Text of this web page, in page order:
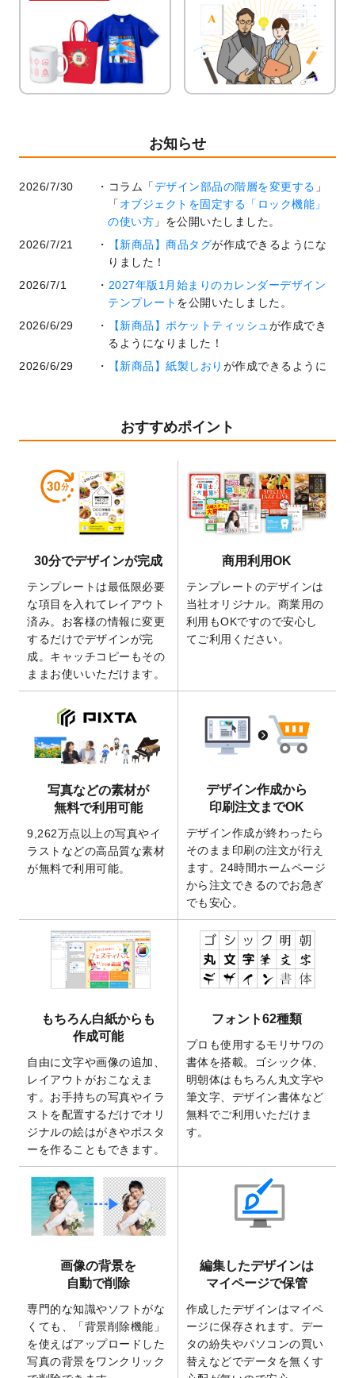
お知らせ
2026/7/30 コラム「デザイン部品の階層を変更する 」
「 オブジェクトを固定する「ロック機能」
の使い方 」を公開いたしました。
2026/7/21
【新商品】商品タグが作成できるようにな
りました！
2026/7/1
2027年版1月始まりのカレンダーデザイン
テンプレート を公開いたしました。
2026/6/29
【新商品】ポケットティッシュが作成でき
るようになりました！
2026/6/29
【新商品】紙製しおり が作成できるように
業効率を上げる便利な操作方法3選！
開いたしました。
暑中見舞いのデザインテンプレート
しました。
2026/5/28
【新商品】マグネットステッカーが作成で
きるようになりました！
の全4ステップを解説！」を公開いたしまし
た。
2026/4/23
コラム「 画像の配置・差し替え・トリミン
グ」「テンプレート間でパーツを流用する
方法」を公開いたしました。
2026/4/21
アクリルキーホルダーのデザインテンプレ
ート を追加いたしました。
りました！
2025/12/22
【新商品】アクリルキーホルダーが作成で
きるようになりました！
2025/12/22
2026年版4月始まりのカレンダーデザイン
テンプレート
を公開いたしました。
開いたしました。
2025/9/30
【新商品】クリアファイルバッグ が作成で
きるようになりました！
2026年午年の年賀状デザインテンプレート
を公開いたしました。
2025/9/10
喪中はがき・寒中見舞いのデザインテンプ
レートを公開いたしました。
2025/8/1
9,160万点以上の写真やイラスト素材が無料
2025/7/30
キャンバスプリントのデザインテンプレー
トを追加いたしました。
2025/6/30
暑中見舞いのデザインテンプレートを追加
しました。
2025/6/27
キャンバスプリントのデザインテンプレー
トを追加いたしました。
2025/6/24
2026年版1月始まりのカレンダーデザイン
テンプレートを公開いたしました。
2025/6/9
「背景削除機能
」を実装しました。
2025/4/3
DMのデザインテンプレートを追加しまし
た。
を追加しました。
マスキングテープのデザインテンプレート
を追加しました。
2025/1/15
配置できるデータ形式が増えました。
（pdf、psd、eps、tifに対応）
2024/12/24
2025年版4月始まりのカレンダーデザイン
おすすめポイント
30分でデザインが完成
テンプレートは最低限必要
な項目を入れてレイアウト
済み。お客様の情報に変更
するだけでデザインが完
成。キャッチコピーもその
ままお使いいただけます。
商用利用OK
テンプレートのデザインは
当社オリジナル。商業用の
利用もOKですので安心し
てご利用ください。
写真などの素材が
無料で利用可能
9,262万点以上の写真やイ
ラストなどの高品質な素材
が無料で利用可能。
デザイン作成から
印刷注文までOK
デザイン作成が終わったら
そのまま印刷の注文が行え
ます。24時間ホームページ
から注文できるのでお急ぎ
でも安心。
もちろん白紙からも
作成可能
自由に文字や画像の追加、
レイアウトがおこなえま
す。お手持ちの写真やイラ
ストを配置するだけでオリ
ジナルの絵はがきやポスタ
ーを作ることもできます。
フォント62種類
プロも使用するモリサワの
書体を搭載。ゴシック体、
明朝体はもちろん丸文字や
筆文字、デザイン書体など
無料でご利用いただけま
す。
画像の背景を
自動で削除
専門的な知識やソフトがな
くても、「背景削除機能」
を使えばアップロードした
写真の背景をワンクリック
編集したデザインは
マイページで保管
作成したデザインはマイペ
ージに保存されます。デー
タの紛失やパソコンの買い
替えなどでデータを無くす